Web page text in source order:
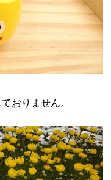
おりません。